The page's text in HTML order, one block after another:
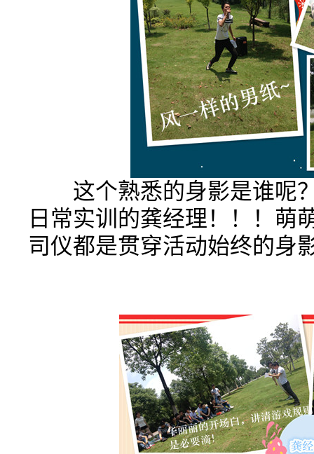
这个熟悉的身影是谁呢
日常实训的龚经理！！！萌
司仪都是贯穿活动始终的身